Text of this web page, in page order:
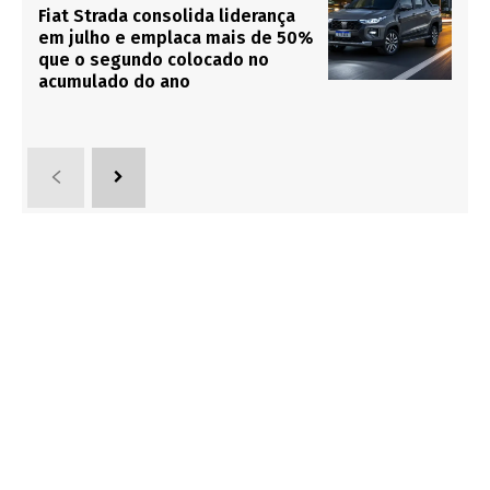
Fiat Strada consolida liderança
em julho e emplaca mais de 50%
que o segundo colocado no
acumulado do ano